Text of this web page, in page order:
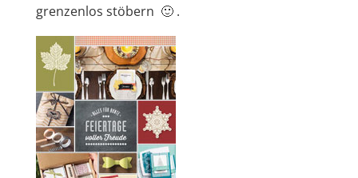
grenzenlos stöbern 🙂 .